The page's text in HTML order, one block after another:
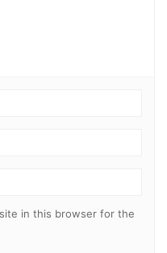
in this browser for the